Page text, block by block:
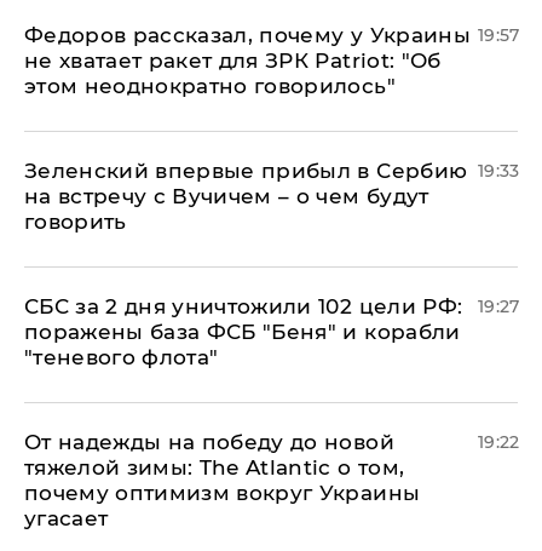
Федоров рассказал, почему у Украины
не хватает ракет для ЗРК Patriot: "Об
этом неоднократно говорилось"
19:57
Зеленский впервые прибыл в Сербию
на встречу с Вучичем – о чем будут
говорить
19:33
СБС за 2 дня уничтожили 102 цели РФ:
поражены база ФСБ "Беня" и корабли
"теневого флота"
19:27
От надежды на победу до новой
тяжелой зимы: The Atlantic о том,
почему оптимизм вокруг Украины
угасает
19:22